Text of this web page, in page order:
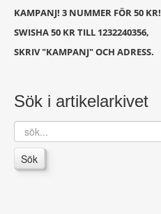
KAMPANJ! 3 NUMMER FÖR 50 KR!
SWISHA 50 KR TILL 1232240356,
SKRIV "KAMPANJ" OCH ADRESS.
Sök i artikelarkivet
sök...
Sök